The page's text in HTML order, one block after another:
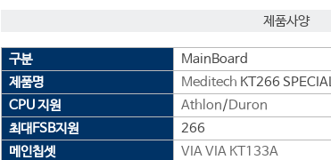
제품사양
구분
MainBoard
제품명
Meditech KT266
CPU 지원
Athlon/Duron
최대FSB지원
266
메인칩셋
VIAVIA KT133A